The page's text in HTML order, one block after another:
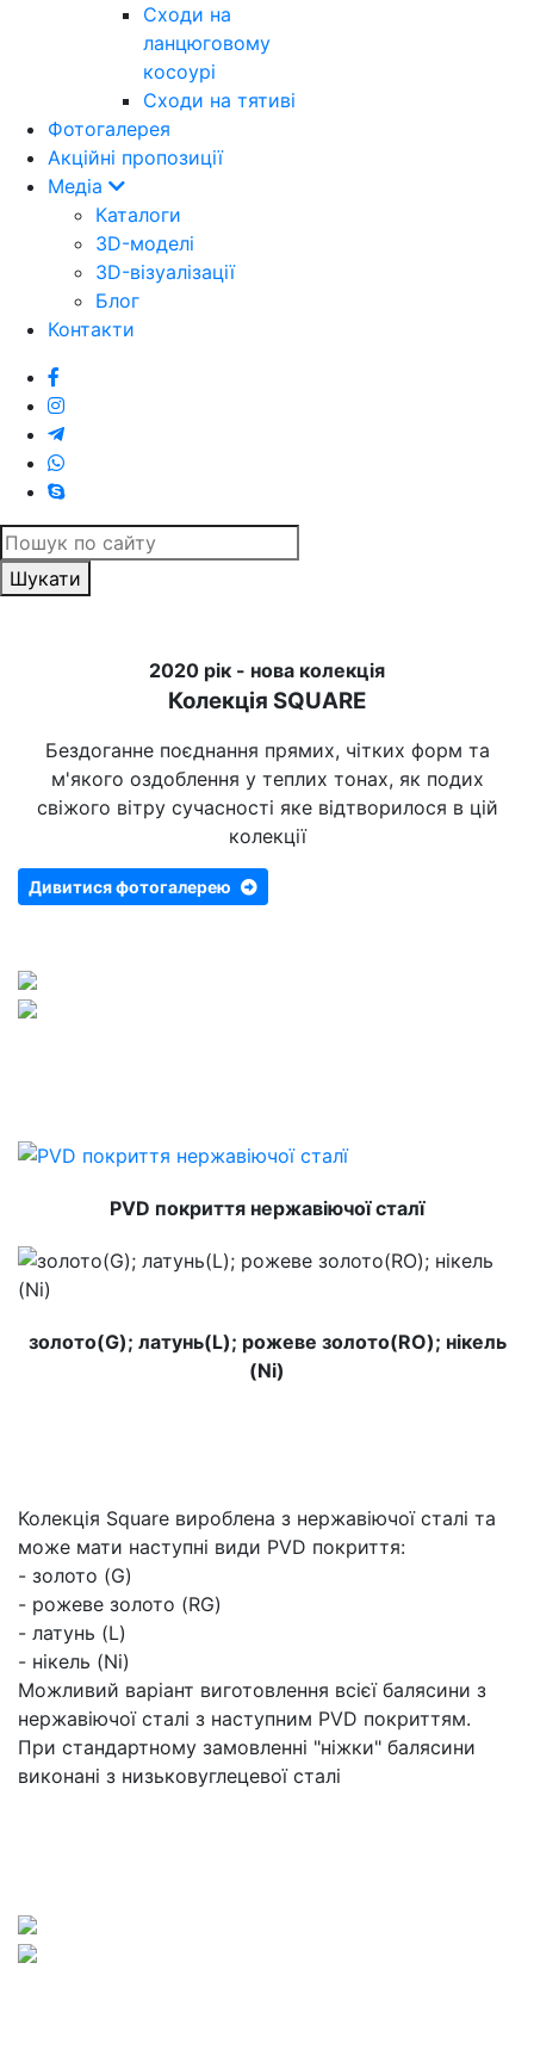
Сходи на
ланцюговому
косоурі
Cходи на тятиві
Фотогалерея
Акційні пропозиції
Медіа
Каталоги
3D-моделі
3D-візуалізації
Блог
Контакти
Шукати
2020 рік - нова колекція
Колекція SQUARE
Бездоганне поєднання прямих, чітких форм та
м'якого оздоблення у теплих тонах, як подих
свіжого вітру сучасності яке відтворилося в цій
колекції
Дивитися фотогалерею
PVD покриття нержавіючої сталї
золото(G); латунь(L); рожеве золото(RO); нікель
(Ni)
Колекція Square вироблена з нержавіючої сталі та
може мати наступні види PVD покриття:
- золото (G)
- рожеве золото (RG)
- латунь (L)
- нікель (Ni)
Можливий варіант виготовлення всієї балясини з
нержавіючої сталі з наступним PVD покриттям.
При стандартному замовленні "ніжки" балясини
виконані з низьковуглецевої сталі